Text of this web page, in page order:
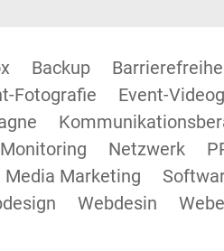
Backup
Fotografie Event-
Monitoring Netzwerk
Media Marketing
Webdesin